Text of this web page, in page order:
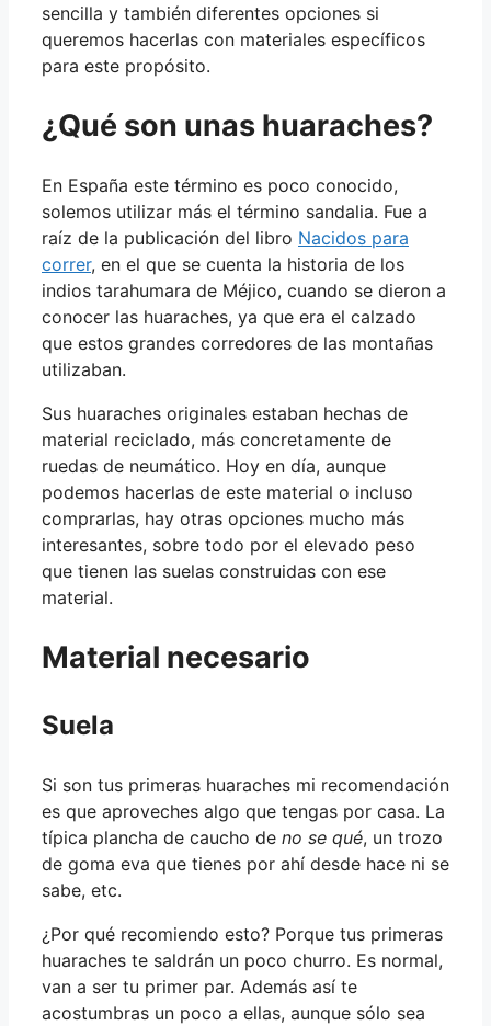
sencilla y también diferentes opciones si
queremos hacerlas con materiales específicos
para este propósito.
¿Qué son unas huaraches?
En España este término es poco conocido,
solemos utilizar más el término sandalia. Fue a
raíz de la publicación del libro Nacidos para
correr, en el que se cuenta la historia de los
indios tarahumara de Méjico, cuando se dieron a
conocer las huaraches, ya que era el calzado
que estos grandes corredores de las montañas
utilizaban.
Sus huaraches originales estaban hechas de
material reciclado, más concretamente de
ruedas de neumático. Hoy en día, aunque
podemos hacerlas de este material o incluso
comprarlas, hay otras opciones mucho más
interesantes, sobre todo por el elevado peso
que tienen las suelas construidas con ese
material.
Material necesario
Suela
Si son tus primeras huaraches mi recomendación
es que aproveches algo que tengas por casa. La
típica plancha de caucho de no se qué, un trozo
de goma eva que tienes por ahí desde hace ni se
sabe, etc.
¿Por qué recomiendo esto? Porque tus primeras
huaraches te saldrán un poco churro. Es normal,
van a ser tu primer par. Además así te
acostumbras un poco a ellas, aunque sólo sea